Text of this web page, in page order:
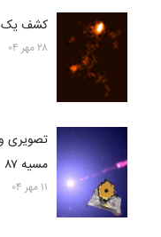
کشف یک
۲۸ مهر ۰۴
تصویری
مسیه ۸۷
۱۱ مهر ۰۴